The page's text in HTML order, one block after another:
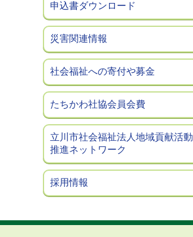
申込書ダウンロード
災害関連情報
社会福祉への寄付や募金
たちかわ社協会員会費
立川市社会福祉法人地域貢献活動
推進ネットワーク
採用情報